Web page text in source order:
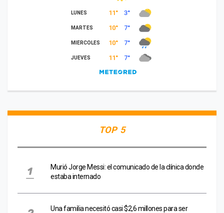
TOP 5
Murió Jorge Messi: el comunicado de la clínica donde
estaba internado
Una familia necesitó casi $2,6 millones para ser